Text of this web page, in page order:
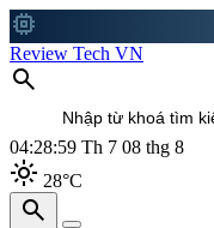
memory
Review Tech VN
search
04:29:01 Th 7 08 thg 8
light_mode 28°C
search